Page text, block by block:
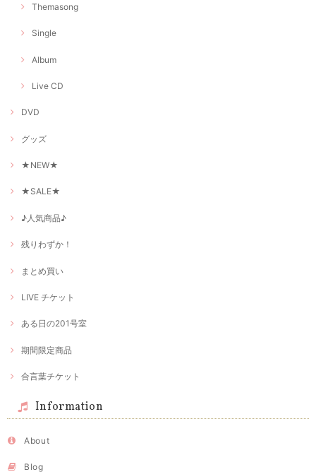
Themasong
Single
Album
Live CD
DVD
グッズ
★NEW★
★SALE★
♪人気商品♪
残りわずか！
まとめ買い
LIVE チケット
ある日の201号室
期間限定商品
合言葉チケット
Information
About
Blog